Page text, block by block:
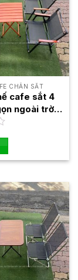
CHÂN SẮT
cafe sắt 4
ngoài trời